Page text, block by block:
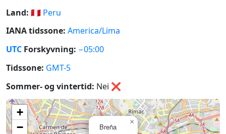
Land: 🇵🇪 Peru
IANA tidssone: America/Lima
UTC Forskyvning: −05:00
Tidssone: GMT-5
Sommer- og vintertid: Nei ❌
Breña
×
+
−